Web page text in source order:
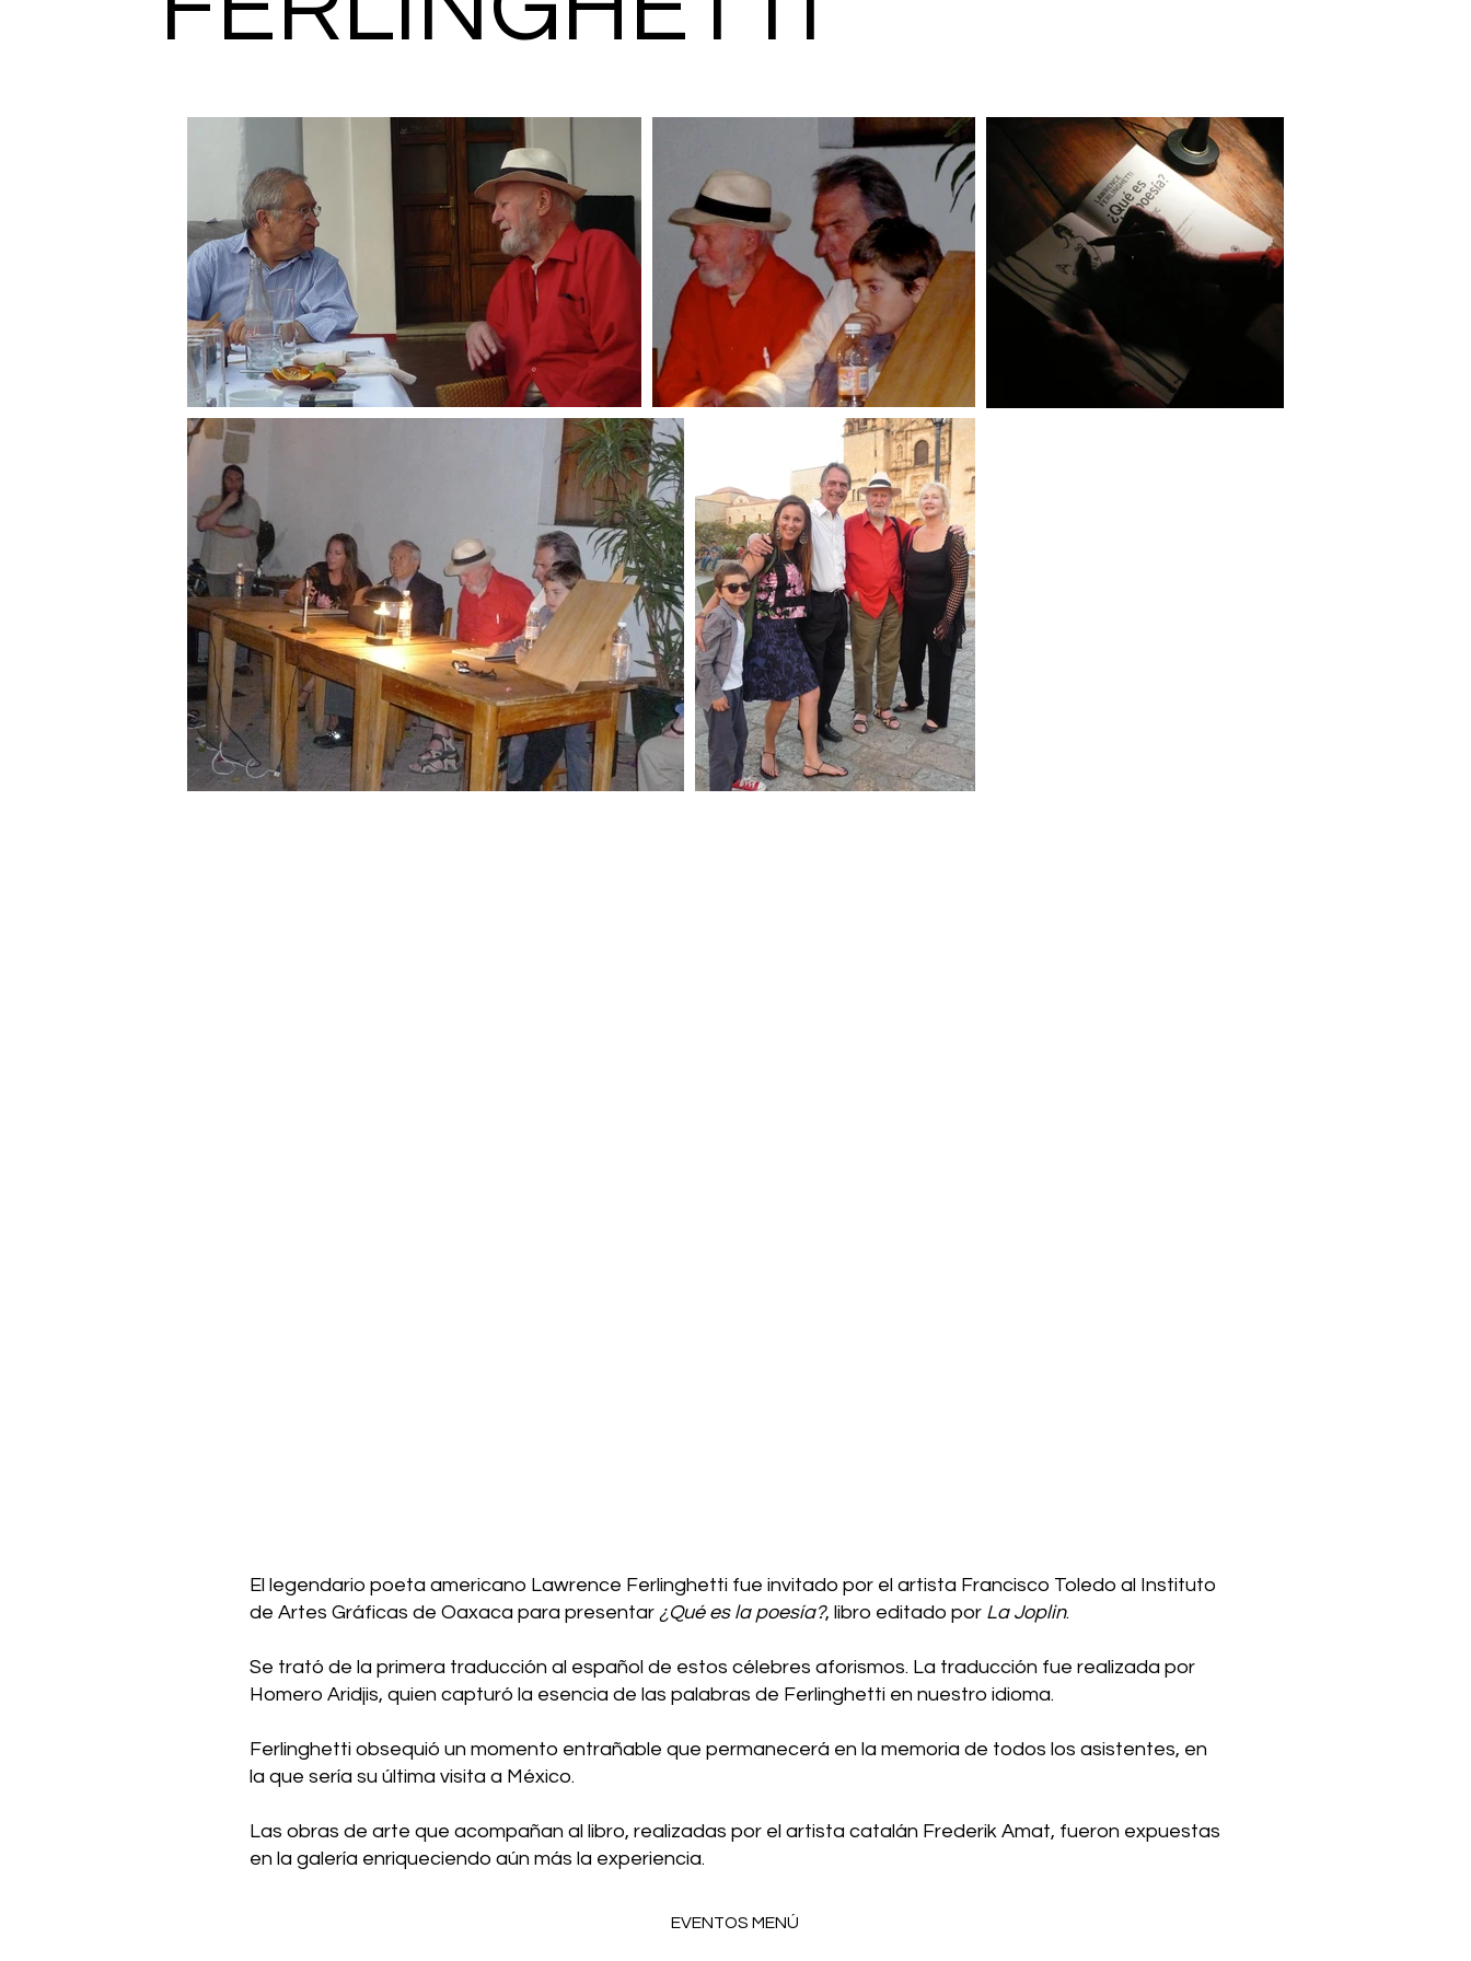
El legendario poeta americano Lawrence Ferlinghetti fue invitado por el artista Francisco Toledo al Instituto
de Artes Gráficas de Oaxaca para presentar ¿Qué es la poesía?, libro editado por La Joplin.
Se trató de la primera traducción al español de estos célebres aforismos. La traducción fue realizada por
Homero Aridjis, quien capturó la esencia de las palabras de Ferlinghetti en nuestro idioma.
Ferlinghetti obsequió un momento entrañable que permanecerá en la memoria de todos los asistentes, en
la que sería su última visita a México.
Las obras de arte que acompañan al libro, realizadas por el artista catalán Frederik Amat, fueron expuestas
en la galería enriqueciendo aún más la experiencia.
EVENTOS MENÚ